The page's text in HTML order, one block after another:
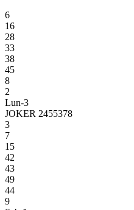
6
16
28
33
38
45
8
2
Lun-3
JOKER 2455378
3
7
15
42
43
49
44
9